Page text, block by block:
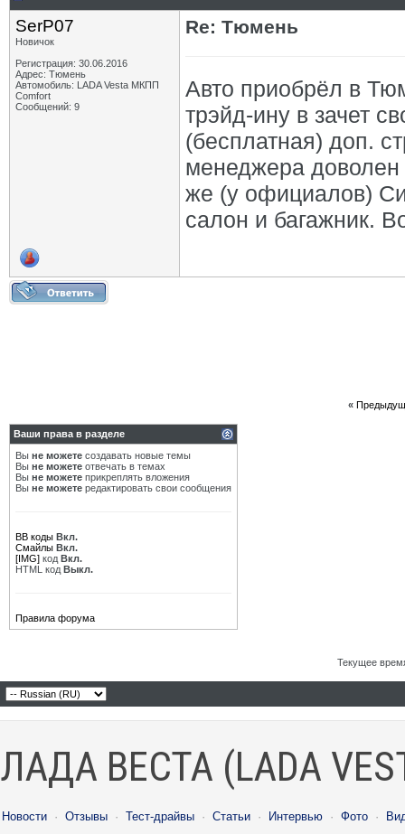
SerP07
Новичок
Регистрация: 30.06.2016
Адрес: Тюмень
Автомобиль: LADA Vesta МКПП
Comfort
Сообщений: 9
Re: Тюмень
Авто приобрёл в
трэйд-ину в зачет
(бесплатная) доп.
менеджера доволен
же (у официалов)
салон и багажник.
«
Ваши права в разделе
Вы не можете создавать новые темы
Вы не можете отвечать в темах
Вы не можете прикреплять вложения
Вы не можете редактировать свои сообщения
BB коды Вкл.
Смайлы Вкл.
[IMG] код Вкл.
HTML код Выкл.
Правила форума
Текущее
ЛАДА ВЕСТА (LADA
Новости · Отзывы · Тест-драйвы · Статьи · Интервью · Фото ·